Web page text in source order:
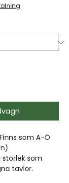
som A-Ö
som
tavlor.